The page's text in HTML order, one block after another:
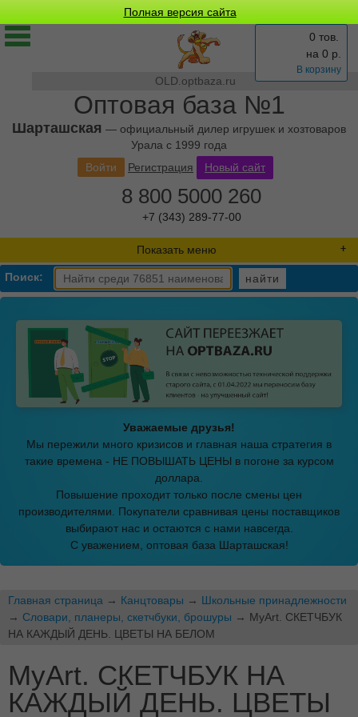
Полная версия сайта
OLD.optbaza.ru
Оптовая база №1
Шарташская — официальный дилер игрушек и хозтоваров
Урала с 1999 года
0 тов.
на 0 р.
В корзину
Войти Регистрация Новый сайт
8 800 5000 260
+7 (343) 289-77-00
Показать меню
Поиск: найти
Уважаемые друзья!
Мы пережили много кризисов и главная наша стратегия в
такие времена - НЕ ПОВЫШАТЬ ЦЕНЫ в погоне за курсом
доллара.
Повышение проходит только после смены цен
производителями. Покупатели сравнивая цены поставщиков
выбирают нас и остаются с нами навсегда.
С уважением, оптовая база Шарташская!
Главная страница → Канцтовары → Школьные принадлежности
→ Словари, планеры, скетчбуки, брошуры → MyArt. СКЕТЧБУК
НА КАЖДЫЙ ДЕНЬ. ЦВЕТЫ НА БЕЛОМ
MyArt. СКЕТЧБУК НА
КАЖДЫЙ ДЕНЬ. ЦВЕТЫ